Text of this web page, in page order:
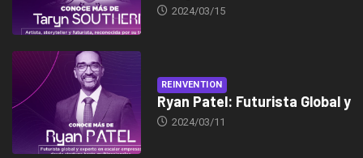
2024/03/15
REINVENTION
Ryan Patel: Futurista Global y
2024/03/11